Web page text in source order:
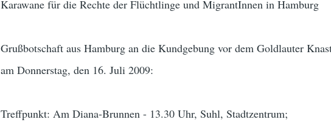
Karawane für die Rechte der Flüchtlinge und MigrantInnen in Hamburg
Grußbotschaft aus Hamburg an die Kundgebung vor dem Goldlauter
am Donnerstag, den 16. Juli 2009:
Treffpunkt: Am Diana-Brunnen - 13.30 Uhr, Suhl, Stadtzentrum;